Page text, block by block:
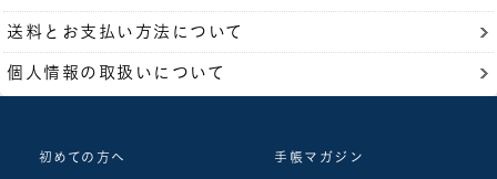
送料とお支払い方法について
個人情報の取扱いについて
初めての方へ 手帳マガジン